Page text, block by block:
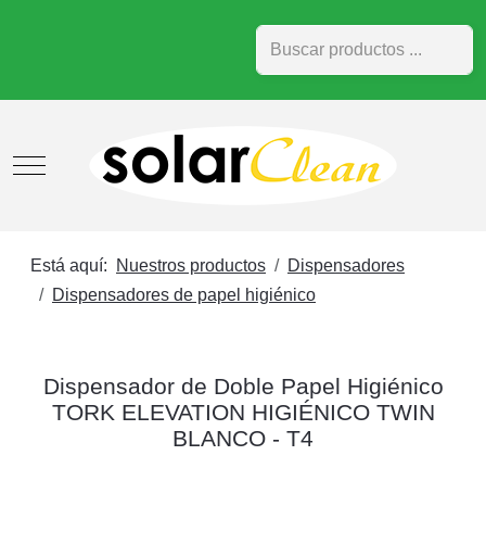
Buscar
Mobile Menu Toggle
Está aquí: Nuestros productos
Dispensadores
Dispensadores de papel higiénico
Dispensador de Doble Papel Higiénico
TORK ELEVATION HIGIÉNICO TWIN
BLANCO - T4